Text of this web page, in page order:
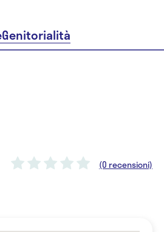
Genitorialità
(0 recensioni)